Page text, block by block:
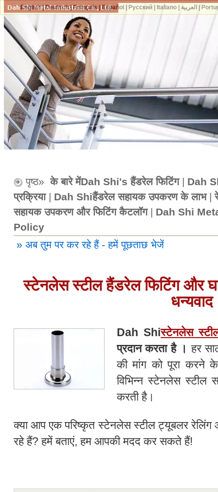
पृष्ठ»के बारे मेंDah Shi's हैंडरेल फिटिंग| Dah
प्रक्रिया| Dah Shiहैंडरेल सहायक उपकरण के लाभ|
सहायक उपकरण और फिटिंग कैटलॉग| Dah Shi
Policy
» अब तुम पर कर रहे हैं - हमें पूछताछ भेजें
स्टेनलेस स्टील हैंडरेल फिटिंग और
धन्यवाद
Dah Shiस्टेनलेस
प्रदान करता है । हर
की मांग को पूरा करने
विभिन्न स्टेनलेस स्टील
करती है।
क्या आप एक परिष्कृत स्टेनलेस स्टील ट्यूबलर
रहे हैं? हमें बताएं, हम आपकी मदद कर सकते हैं!
English|Deutsch|Français|Español Русский| Italiano| العربية